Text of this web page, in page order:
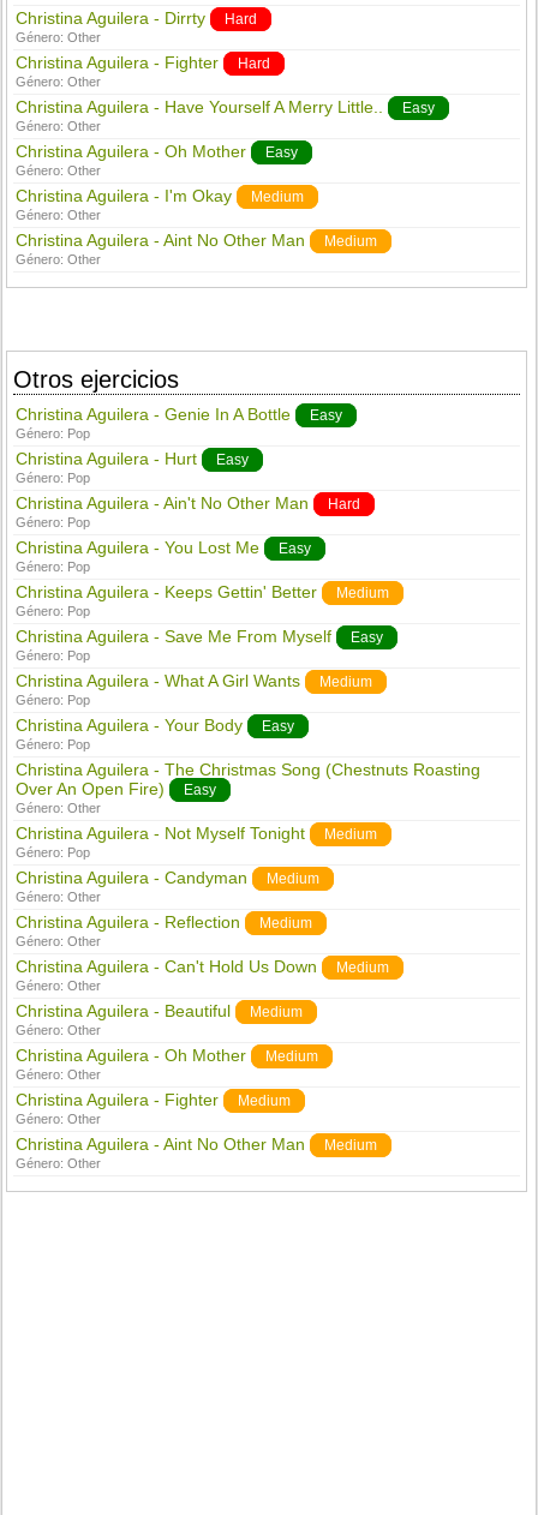
Christina Aguilera - Dirrty Hard
Género:Other
Christina Aguilera - Fighter Hard
Género:Other
Christina Aguilera - Have Yourself A Merry Little.. Easy
Género:Other
Christina Aguilera - Oh Mother Easy
Género:Other
Christina Aguilera - I'm Okay Medium
Género:Other
Christina Aguilera - Aint No Other Man Medium
Género:Other
Otros ejercicios
Christina Aguilera - Genie In A Bottle Easy
Género: Pop
Christina Aguilera - Hurt Easy
Género: Pop
Christina Aguilera - Ain't No Other Man Hard
Género: Pop
Christina Aguilera - You Lost Me Easy
Género: Pop
Christina Aguilera - Keeps Gettin' Better Medium
Género: Pop
Christina Aguilera - Save Me From Myself Easy
Género: Pop
Christina Aguilera - What A Girl Wants Medium
Género: Pop
Christina Aguilera - Your Body Easy
Género: Pop
Christina Aguilera - The Christmas Song (Chestnuts Roasting
Over An Open Fire)
Easy
Género:Other
Christina Aguilera - Not Myself Tonight Medium
Género: Pop
Christina Aguilera - Candyman Medium
Género:Other
Christina Aguilera - Reflection Medium
Género:Other
Christina Aguilera - Can't Hold Us Down Medium
Género:Other
Christina Aguilera - Beautiful Medium
Género:Other
Christina Aguilera - Oh Mother Medium
Género:Other
Christina Aguilera - Fighter Medium
Género:Other
Christina Aguilera - Aint No Other Man Medium
Género:Other